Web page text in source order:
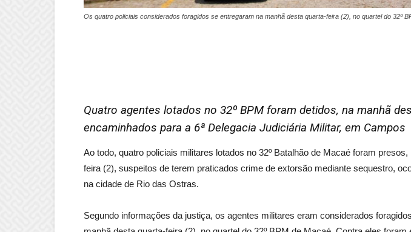
Os quatro policiais considerados foragidos se entregaram na manhã desta quarta-feira (2), no quartel do 32º
Quatro agentes lotados no 32º BPM foram detidos, na manhã
encaminhados para a 6ª Delegacia Judiciária Militar, em Campos
Ao todo, quatro policiais militares lotados no 32º Batalhão de Macaé foram
feira (2), suspeitos de terem praticados crime de extorsão mediante sequestro,
na cidade de Rio das Ostras.
Segundo informações da justiça, os agentes militares eram considerados